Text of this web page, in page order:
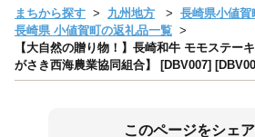
まちから探す 九州地方
長崎県小値賀
長崎県 小値賀町の返礼品一覧
【大自然の贈り物！】長崎和牛 モモステー
がさき西海農業協同組合】 [DBV007]
このページをシェ